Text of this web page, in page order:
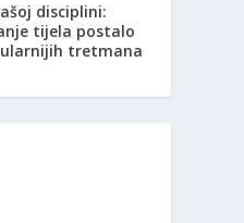
disciplini:
tijela postalo
tretmana